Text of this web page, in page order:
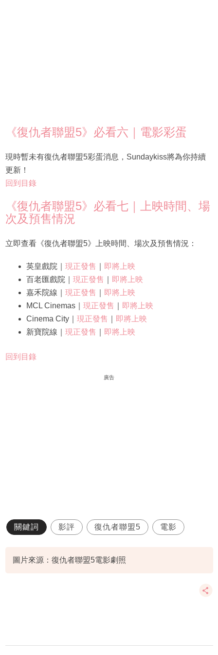
《復仇者聯盟5》必看六｜電影彩蛋
現時暫未有復仇者聯盟5彩蛋消息，Sundaykiss將為你持續
更新！
回到目錄
《復仇者聯盟5》必看七｜上映時間、場
次及預售情況
立即查看《復仇者聯盟5》上映時間、場次及預售情況：
英皇戲院｜ 現正發售
即將上映
百老匯戲院｜ 現正發售
即將上映
嘉禾院線｜ 現正發售
即將上映
MCL Cinemas｜ 現正發售
即將上映
Cinema City｜ 現正發售
即將上映
新寶院線｜ 現正發售 即將上映
回到目錄
廣告
關鍵詞 影評 復仇者聯盟5 電影
圖片來源：復仇者聯盟5電影劇照